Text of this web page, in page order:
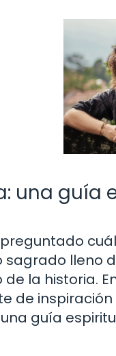
una guía
sagrado lleno
la historia.
de
guía